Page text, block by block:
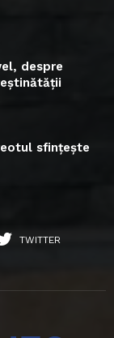
despre
sfințește
TWITTER